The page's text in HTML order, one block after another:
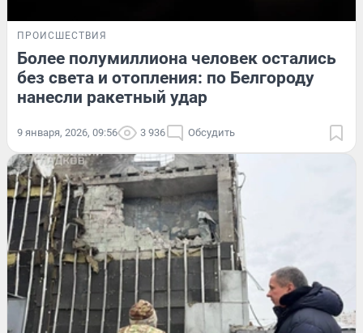
ПРОИСШЕСТВИЯ
Более полумиллиона человек остались
без света и отопления: по Белгороду
нанесли ракетный удар
9 января, 2026, 09:56 3 936 Обсудить